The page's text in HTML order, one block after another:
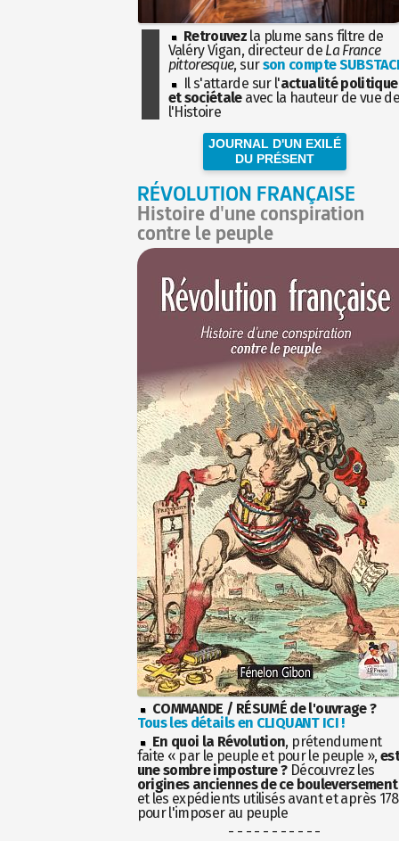
Retrouvez la plume sans filtre de
Valéry Vigan, directeur de La France
pittoresque, surson compte
Il s'attarde sur l'actualité politique
et sociétaleavec la hauteur de vue
l'Histoire
JOURNAL D'UN EXILÉ
DU PRÉSENT
RÉVOLUTION FRANÇAISE
Histoire d'une conspiration
contre le peuple
COMMANDE / RÉSUMÉ de l'ouvrage ?
Tous les détails en CLIQUANT ICI !
En quoi la Révolution, prétendument
faite « par le peuple et pour le peuple »,
une sombre imposture ?Découvrez les
origines anciennes de ce bouleversement
et les expédients utilisés avant et après
pour l'imposer au peuple
- - - - - - - - - - -